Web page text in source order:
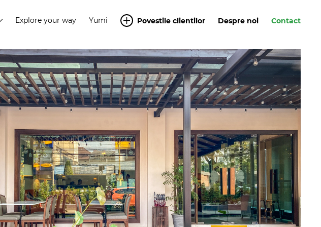
Explore your way Yumi Povestile clientilor Despre noi Contact